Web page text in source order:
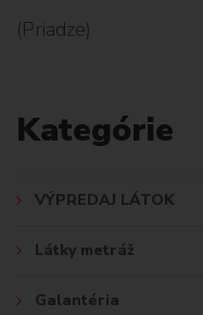
D
(Priadze)
Kategórie
VÝPREDAJ LÁTOK
Látky metráž
Galantéria